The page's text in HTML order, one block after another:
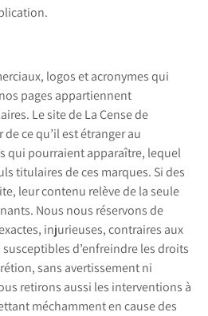
logos et acronymes qui
pages appartiennent
Le site de La Cense de
ce qu’il est étranger au
qui pourraient apparaître, lequel
titulaires de ces marques. Si des
leur contenu relève de la seule
Nous nous réservons de
injurieuses, contraires aux
d’enfreindre les droits
sans avertissement ni
retirons aussi les interventions à
méchamment en cause des